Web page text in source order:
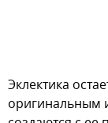
Эклектика
оригинальным